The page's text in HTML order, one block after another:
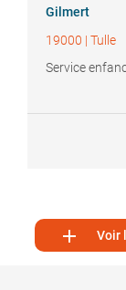
Gilmert
19000 | Tulle
Service
 Voir